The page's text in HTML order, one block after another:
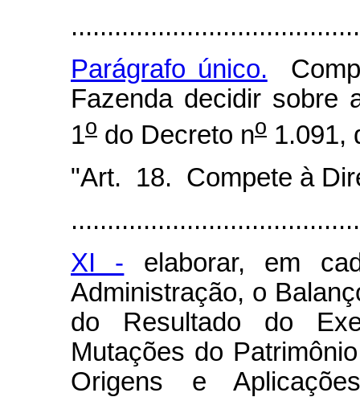
Parágrafo único.
Fazenda decidir sobre
1o do Decreto no 1.091,
"Art. 18. Compete à
XI - elaborar, em
Administração, o
do Resultado do
Mutações do
Origens e